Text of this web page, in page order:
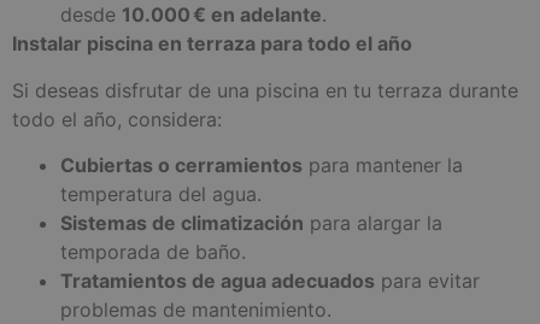
desde 10.000 € en adelante.
Instalar piscina en terraza para todo el año
Si deseas disfrutar de una piscina en tu terraza durante
todo el año, considera:
Cubiertas o cerramientos para mantener la
temperatura del agua.
Sistemas de climatización para alargar la
temporada de baño.
Tratamientos de agua adecuados para evitar
problemas de mantenimiento.